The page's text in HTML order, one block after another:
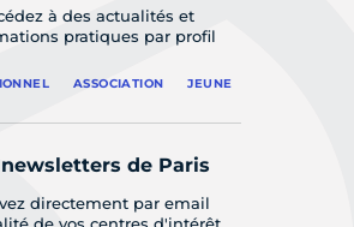
à des actualités et
pratiques par profil
ASSOCIATION JEUNE
newsletters de Paris
directement par email
de vos centres d'intérêt